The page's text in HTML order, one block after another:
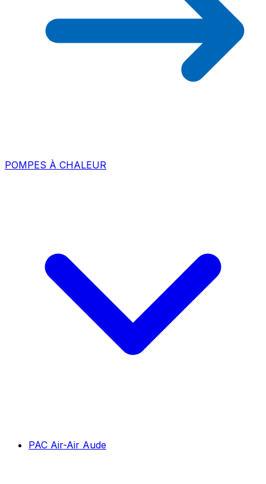
POMPES À CHALEUR
PAC Air-Air Aude